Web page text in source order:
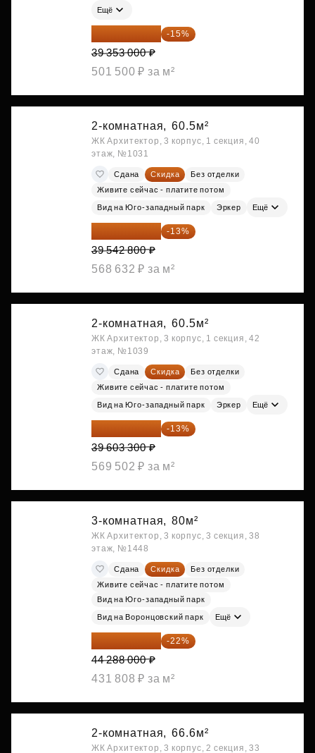
Ещё
33 450 050 ₽ -15%
39 353 000 ₽
501 500 ₽ за м²
2-комнатная, 60.5м²
ЖК Архитектор, 3 корпус, 1 секция, 40
этаж, №1031
Сдана Скидка
Без отделки
Живите сейчас - платите потом
Вид на Юго-западный парк Эркер Ещё
34 402 236 ₽ -13%
39 542 800 ₽
568 632 ₽ за м²
2-комнатная, 60.5м²
ЖК Архитектор, 3 корпус, 1 секция, 42
этаж, №1039
Сдана Скидка
Без отделки
Живите сейчас - платите потом
Вид на Юго-западный парк Эркер Ещё
34 454 871 ₽ -13%
39 603 300 ₽
569 502 ₽ за м²
3-комнатная, 80м²
ЖК Архитектор, 3 корпус, 3 секция, 38
этаж, №1448
Сдана Скидка
Без отделки
Живите сейчас - платите потом
Вид на Юго-западный парк
Вид на Воронцовский парк Ещё
34 544 640 ₽ -22%
44 288 000 ₽
431 808 ₽ за м²
2-комнатная, 66.6м²
ЖК Архитектор, 3 корпус, 2 секция, 33